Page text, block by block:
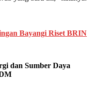
Bayangi Riset BRIN
dan Sumber Daya